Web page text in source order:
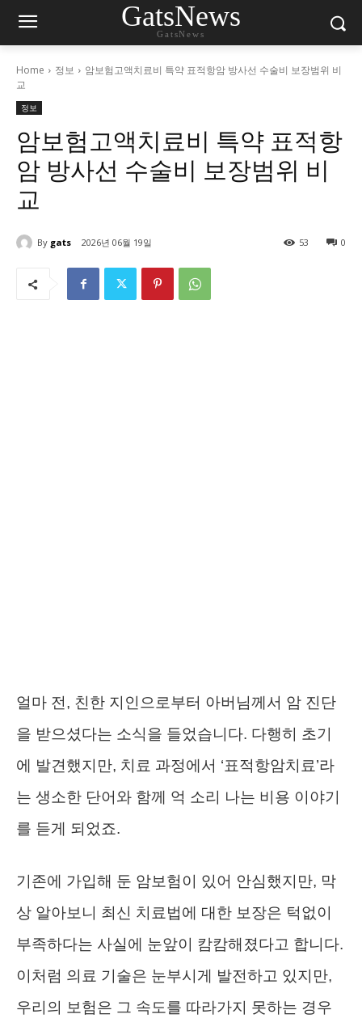
GatsNews
GatsNews
Home 정보
암보험고액치료비 특약 표적항암 방사선 수술비 보장범위 비
교
정보
암보험고액치료비 특약 표적항
암 방사선 수술비 보장범위 비
교
By gats 2026년 06월 19일 0
53
얼마 전, 친한 지인으로부터 아버님께서 암 진단
을 받으셨다는 소식을 들었습니다. 다행히 초기
에 발견했지만, 치료 과정에서 ‘표적항암치료’라
는 생소한 단어와 함께 억 소리 나는 비용 이야기
를 듣게 되었죠.
기존에 가입해 둔 암보험이 있어 안심했지만, 막
상 알아보니 최신 치료법에 대한 보장은 턱없이
부족하다는 사실에 눈앞이 캄캄해졌다고 합니다.
이처럼 의료 기술은 눈부시게 발전하고 있지만,
우리의 보험은 그 속도를 따라가지 못하는 경우